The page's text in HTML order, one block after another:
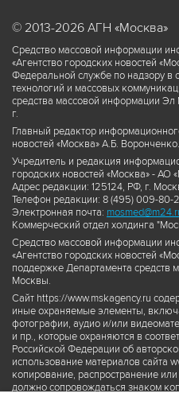
© 2013-2026 АГН «Москва»
Средство массовой информации
«Агентство городских новостей
Федеральной службе по надзору в
технологий и массовых
средства массовой информации
г.
Главный редактор
новостей «Москва» А.Б. Воронченко.
Учредитель и редакция
городских новостей «Москва» - АО
Адрес редакции: 125124, РФ, г.
Телефон редакции: 8 (495) 009-80-
Электронная почта:
Коммерческий отдел холдинга
Средство массовой информации
«Агентство городских новостей
поддержке Департамента средств
Москвы.
Сайт https://www.mskagency.ru
иные охраняемые элементы,
фотографии, аудио и/или
и пр., которые охраняются в
Российской Федерации об
использование материалов сайта
копирование, распространение
должно сопровождаться знаком